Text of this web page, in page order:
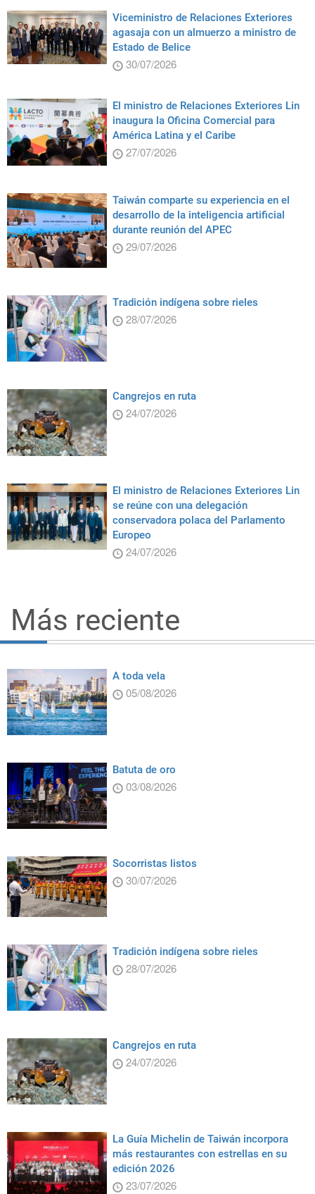
Viceministro de Relaciones Exteriores
agasaja con un almuerzo a ministro de
Estado de Belice
30/07/2026
El ministro de Relaciones Exteriores Lin
inaugura la Oficina Comercial para
América Latina y el Caribe
27/07/2026
Taiwán comparte su experiencia en el
desarrollo de la inteligencia artificial
durante reunión del APEC
29/07/2026
Tradición indígena sobre rieles
28/07/2026
Cangrejos en ruta
24/07/2026
El ministro de Relaciones Exteriores Lin
se reúne con una delegación
conservadora polaca del Parlamento
Europeo
24/07/2026
Más reciente
A toda vela
05/08/2026
Batuta de oro
03/08/2026
Socorristas listos
30/07/2026
Tradición indígena sobre rieles
28/07/2026
Cangrejos en ruta
24/07/2026
La Guía Michelin de Taiwán incorpora
más restaurantes con estrellas en su
edición 2026
23/07/2026